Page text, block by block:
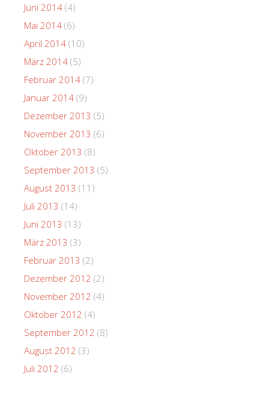
Juni 2014 (4)
Mai 2014 (6)
April 2014 (10)
März 2014 (5)
Februar 2014 (7)
Januar 2014 (9)
Dezember 2013 (5)
November 2013 (6)
Oktober 2013 (8)
September 2013 (5)
August 2013 (11)
Juli 2013 (14)
Juni 2013 (13)
März 2013 (3)
Februar 2013 (2)
Dezember 2012 (2)
November 2012 (4)
Oktober 2012 (4)
September 2012 (8)
August 2012 (3)
Juli 2012 (6)